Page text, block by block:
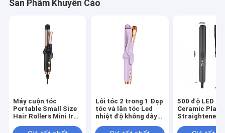
Sản Phẩm Khuyến Cáo
Máy cuộn tóc
Portable Small Size
Hair Rollers Mini Iron
Wave Tiny 22mm
Lôi tóc 2 trong 1 Đẹp
tóc và lăn tóc Led
nhiệt độ không dây
tóc và kiểu dáng sắt
500 độ LED
Ceramic Plate
Straightener